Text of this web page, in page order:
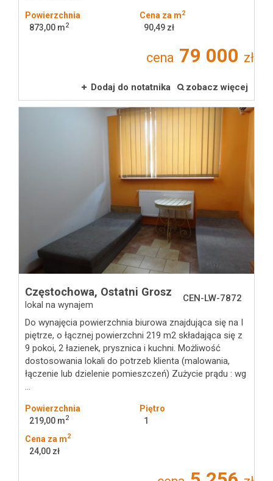
Hale
Nowa
usługa
Powierzchnia
873,00 m2
Cena za m2
90,49 zł
cena 79 000 zł
Dodaj do notatnika zobacz więcej
Częstochowa, Ostatni Grosz
lokal na wynajem
CEN-LW-7872
Do wynajęcia powierzchnia biurowa znajdująca się na I
piętrze, o łącznej powierzchni 219 m2 składająca się z
9 pokoi, 2 łazienek, prysznica i kuchni. Możliwość
dostosowania lokali do potrzeb klienta (malowania,
łączenie lub dzielenie pomieszczeń) Zużycie prądu : wg
...
Powierzchnia
219,00 m2
Piętro
1
Cena za m2
24,00 zł